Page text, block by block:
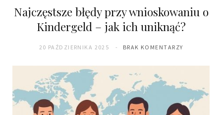
Najczęstsze błędy przy wnioskowaniu o
Kindergeld – jak ich uniknąć?
20 PAŹDZIERNIKA 2025 BRAK KOMENTARZY